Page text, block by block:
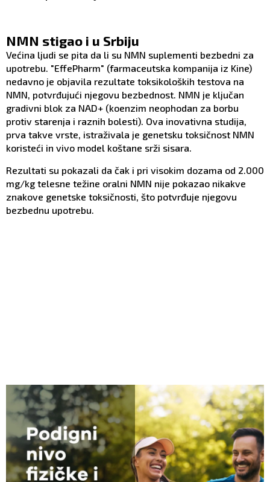
NMN stigao i u Srbiju
Većina ljudi se pita da li su NMN suplementi bezbedni za
upotrebu. "EffePharm" (farmaceutska kompanija iz Kine)
nedavno je objavila rezultate toksikoloških testova na
NMN, potvrđujući njegovu bezbednost. NMN je ključan
gradivni blok za NAD+ (koenzim neophodan za borbu
protiv starenja i raznih bolesti). Ova inovativna studija,
prva takve vrste, istraživala je genetsku toksičnost NMN
koristeći in vivo model koštane srži sisara.
Rezultati su pokazali da čak i pri visokim dozama od 2.000
mg/kg telesne težine oralni NMN nije pokazao nikakve
znakove genetske toksičnosti, što potvrđuje njegovu
bezbednu upotrebu.